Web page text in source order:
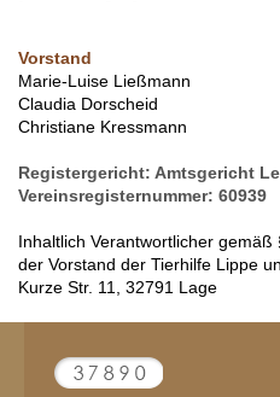
Vorstand
Marie-Luise Ließmann
Claudia Dorscheid
Christiane Kressmann
Registergericht: Amtsgericht
Vereinsregisternummer: 60939
Inhaltlich Verantwortlicher gemäß
der Vorstand der Tierhilfe Lippe
Kurze Str. 11, 32791 Lage